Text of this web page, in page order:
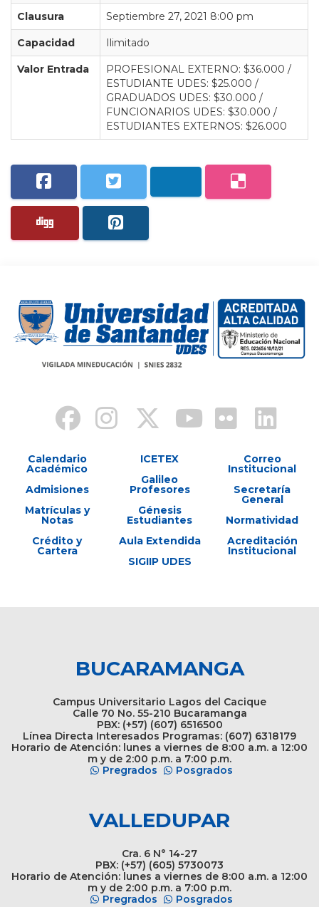
Clausura Septiembre 27, 2021 8:00 pm
Capacidad Ilimitado
Valor Entrada
PROFESIONAL EXTERNO: $36.000 /
ESTUDIANTE UDES: $25.000 /
GRADUADOS UDES: $30.000 /
FUNCIONARIOS UDES: $30.000 /
ESTUDIANTES EXTERNOS: $26.000
Calendario
Académico
Admisiones
Matrículas y
Notas
Crédito y
Cartera
ICETEX
Galileo
Profesores
Génesis
Estudiantes
Aula Extendida
SIGIIP UDES
Correo
Institucional
Secretaría
General
Normatividad
Acreditación
Institucional
BUCARAMANGA
Campus Universitario Lagos del Cacique
Calle 70 No. 55-210 Bucaramanga
PBX: (+57) (607) 6516500
Línea Directa Interesados Programas: (607) 6318179
Horario de Atención: lunes a viernes de 8:00 a.m. a 12:00
m y de 2:00 p.m. a 7:00 p.m.
Pregrados
Posgrados
VALLEDUPAR
Cra. 6 N° 14-27
PBX: (+57) (605) 5730073
Horario de Atención: lunes a viernes de 8:00 a.m. a 12:00
m y de 2:00 p.m. a 7:00 p.m.
Pregrados
Posgrados